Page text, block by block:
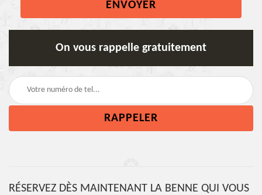
On vous rappelle gratuitement
RÉSERVEZ DÈS MAINTENANT LA BENNE QUI VOUS